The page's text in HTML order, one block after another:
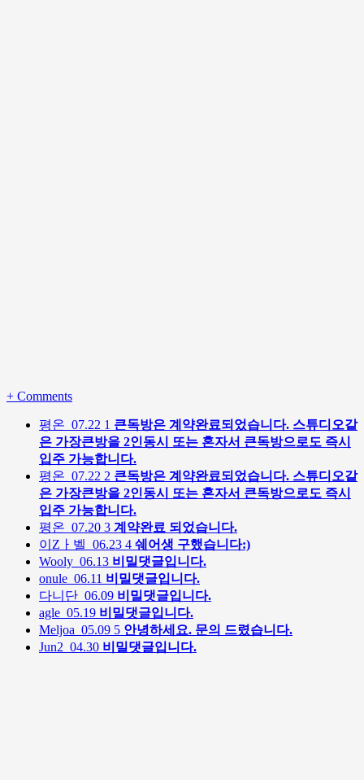
+ Comments
평온 07.22 1 큰독방은 계약완료되었습니다. 스튜디오같
은 가장큰방을 2인동시 또는 혼자서 큰독방으로도 즉시
입주 가능합니다.
평온 07.22 2 큰독방은 계약완료되었습니다. 스튜디오같
은 가장큰방을 2인동시 또는 혼자서 큰독방으로도 즉시
입주 가능합니다.
평온 07.20 3 계약완료 되었습니다.
이Zㅏ벨 06.23 4 쉐어생 구했습니다:)
Wooly 06.13 비밀댓글입니다.
onule 06.11 비밀댓글입니다.
다니단 06.09 비밀댓글입니다.
agle 05.19 비밀댓글입니다.
Meljoa 05.09 5 안녕하세요. 문의 드렸습니다.
Jun2 04.30 비밀댓글입니다.